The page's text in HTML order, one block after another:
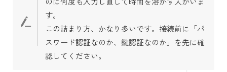
す。
この詰まり方、かなり多いです。接続前に「パ
スワード認証なのか、鍵認証なのか」を先に確
認してください。